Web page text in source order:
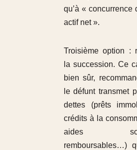
qu’à « concurrence
actif net ».
Troisième option :
la succession. Ce
bien sûr,
le défunt transmet
dettes (prêts
crédits à la
aides
remboursables…)